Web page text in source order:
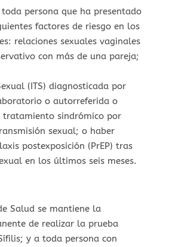
persona que ha presentado
factores de riesgo en los
relaciones sexuales vaginales
con más de una pareja;
(ITS) diagnosticada por
o autorreferida o
tratamiento sindrómico por
sexual; o haber
postexposición (PrEP) tras
en los últimos seis meses.
Salud se mantiene la
de realizar la prueba
y a toda persona con